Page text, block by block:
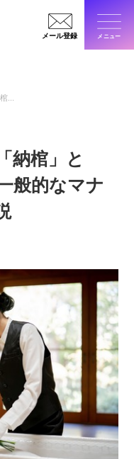
メール登録 メニュー
...
納棺」と
般的なマナ